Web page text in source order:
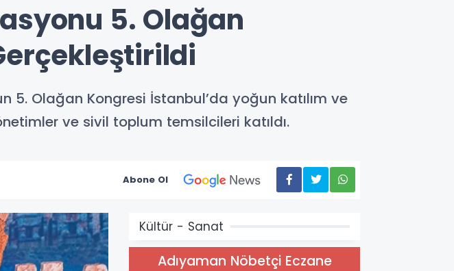
5. Olağan
5. Olağan Kongresi İstanbul’da yoğun katılım ve
ve sivil toplum temsilcileri katıldı.
Abone Ol
Kültür - Sanat
Adıyaman Nöbetçi Eczane